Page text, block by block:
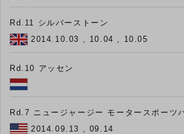
Rd.11 シルバーストーン
2014.10.03 , 10.04 , 10.05
Rd.10 アッセン
Rd.7 ニュージャージー モータースポーツ
2014.09.13 , 09.14